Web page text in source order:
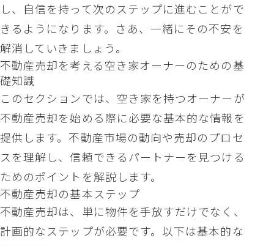
し、自信を持って次のステップに進むことがで
きるようになります。さあ、一緒にその不安を
解消していきましょう。
不動産売却を考える空き家オーナーのための基
礎知識
このセクションでは、空き家を持つオーナーが
不動産売却を始める際に必要な基本的な情報を
提供します。不動産市場の動向や売却のプロセ
スを理解し、信頼できるパートナーを見つける
ためのポイントを解説します。
不動産売却の基本ステップ
不動産売却は、単に物件を手放すだけでなく、
計画的なステップが必要です。以下は基本的な